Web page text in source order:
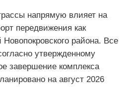
напрямую влияет на
передвижения как
Новопокровского района. Все
утвержденному
завершение комплекса
на август 2026